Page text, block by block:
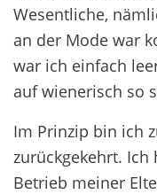
Wesentliche,
an der Mode war
war ich einfach
auf wienerisch so
Im Prinzip bin ich
zurückgekehrt. Ich
Betrieb meiner